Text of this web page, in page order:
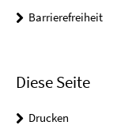
Barrierefreiheit
Diese Seite
Drucken